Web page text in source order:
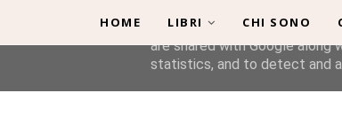
HOME LIBRI CHI SONO
This site uses cookies from
are shared with Google
statistics, and to detect and